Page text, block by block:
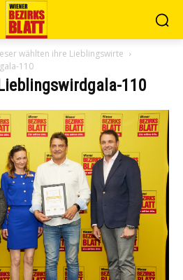
wählten ihre Lieblingswirte
110
110